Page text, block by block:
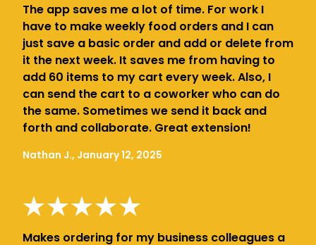
The app saves me a lot of time. For work I
have to make weekly food orders and I can
just save a basic order and add or delete from
it the next week. It saves me from having to
add 60 items to my cart every week. Also, I
can send the cart to a coworker who can do
the same. Sometimes we send it back and
forth and collaborate. Great extension!
Nathan J., January 12, 2025
Makes ordering for my business colleagues a